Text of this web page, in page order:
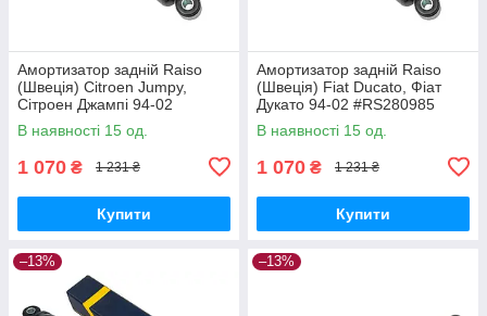
Амортизатор задній Raiso
(Швеція) Citroen Jumpy,
Сітроен Джампі 94-02
#RS280985 UAEQFLB17
В наявності 15 од.
1 070 ₴ 1 231 ₴
Купити
Амортизатор задній Raiso
(Швеція) Fiat Ducato, Фіат
Дукато 94-02 #RS280985
UAKFKVB17
В наявності 15 од.
1 070 ₴ 1 231 ₴
Купити
–13% –13%